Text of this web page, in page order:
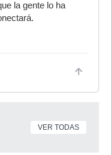
la gente lo ha
VER TODAS